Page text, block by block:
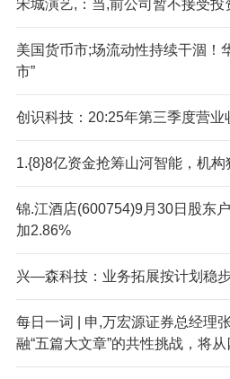
宋城演艺,：当,前公司暂不接受投
美国货币市;场流动性持续干涸！
市”
创识科技：20:25年第三季度营业
1.{8}8亿资金抢筹山河智能，机
锦.江酒店(600754)9月30日股东
加2.86%
兴—森科技：业务拓展按计划稳
每日一词 | 申,万宏源证券总经理
融“五篇大文章”的共性挑战，将